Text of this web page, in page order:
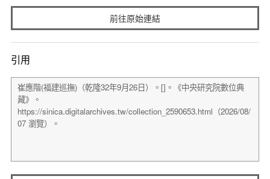
前往原始連結
引用